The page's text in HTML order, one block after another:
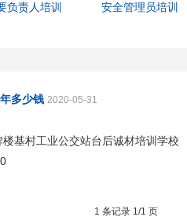
负责人培训 安全管理员培训
多少钱 2020-05-31
楼基村工业公交站台后诚材培训学校
1 条记录 1/1 页